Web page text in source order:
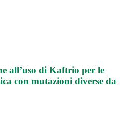
all’uso di Kaftrio per le
con mutazioni diverse da